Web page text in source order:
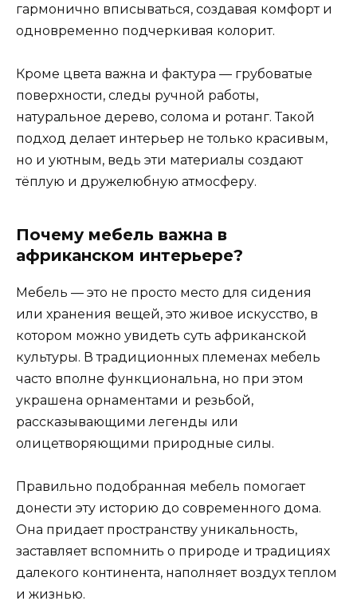
гармонично вписываться, создавая комфорт и
одновременно подчеркивая колорит.
Кроме цвета важна и фактура — грубоватые
поверхности, следы ручной работы,
натуральное дерево, солома и ротанг. Такой
подход делает интерьер не только красивым,
но и уютным, ведь эти материалы создают
тёплую и дружелюбную атмосферу.
Почему мебель важна в
африканском интерьере?
Мебель — это не просто место для сидения
или хранения вещей, это живое искусство, в
котором можно увидеть суть африканской
культуры. В традиционных племенах мебель
часто вполне функциональна, но при этом
украшена орнаментами и резьбой,
рассказывающими легенды или
олицетворяющими природные силы.
Правильно подобранная мебель помогает
донести эту историю до современного дома.
Она придает пространству уникальность,
заставляет вспомнить о природе и традициях
далекого континента, наполняет воздух теплом
и жизнью.